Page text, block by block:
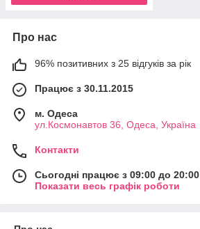
Про нас
96% позитивних з 25 відгуків за рік
Працює з 30.11.2015
м. Одеса
ул.Космонавтов 36, Одеса, Україна
Контакти
Сьогодні працює з 09:00 до 20:00
Показати весь графік роботи